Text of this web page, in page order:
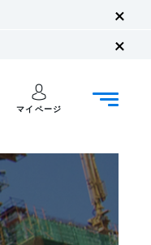
マイページ